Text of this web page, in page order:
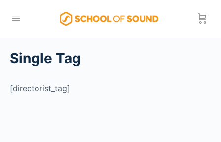
Single Tag
[directorist_tag]